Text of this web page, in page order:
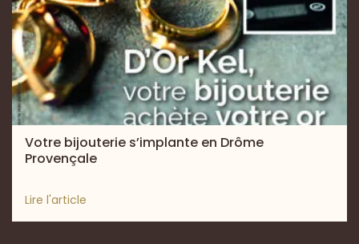
Votre bijouterie s’implante en Drôme
Provençale
Lire l'article